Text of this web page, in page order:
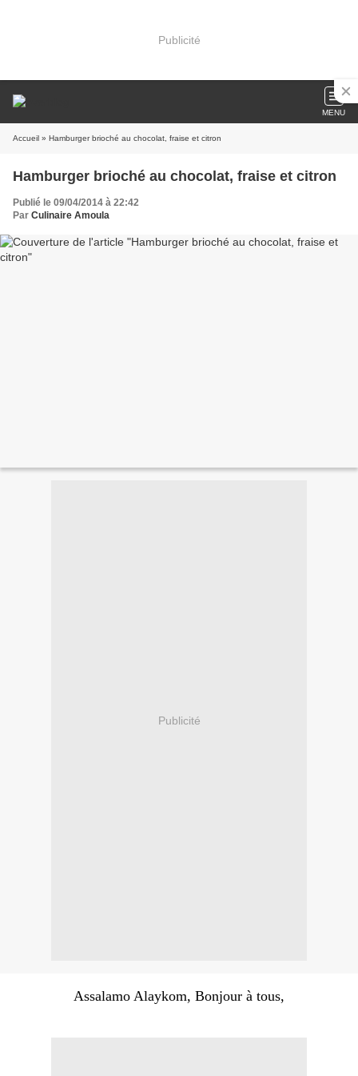
Publicité
MENU
Accueil » Hamburger brioché au chocolat, fraise et citron
Hamburger brioché au chocolat, fraise et citron
Publié le 09/04/2014 à 22:42
Par Culinaire Amoula
Publicité
Assalamo Alaykom, Bonjour à tous,